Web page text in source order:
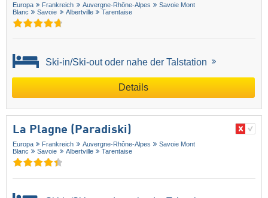
Europa Frankreich Auvergne-Rhône-Alpes
Savoie Mont
Blanc
Savoie Albertville Tarentaise
Ski-in/Ski-out oder nahe der Talstation
Details
La Plagne (Paradiski)
Europa Frankreich Auvergne-Rhône-Alpes
Savoie Mont
Blanc
Savoie Albertville Tarentaise